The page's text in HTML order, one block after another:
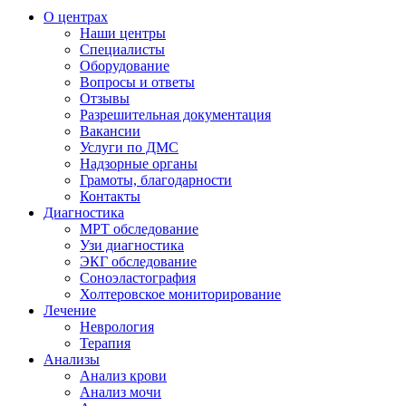
О центрах
Наши центры
Специалисты
Оборудование
Вопросы и ответы
Отзывы
Разрешительная документация
Вакансии
Услуги по ДМС
Надзорные органы
Грамоты, благодарности
Контакты
Диагностика
МРТ обследование
Узи диагностика
ЭКГ обследование
Соноэластография
Холтеровское мониторирование
Лечение
Неврология
Терапия
Анализы
Анализ крови
Анализ мочи